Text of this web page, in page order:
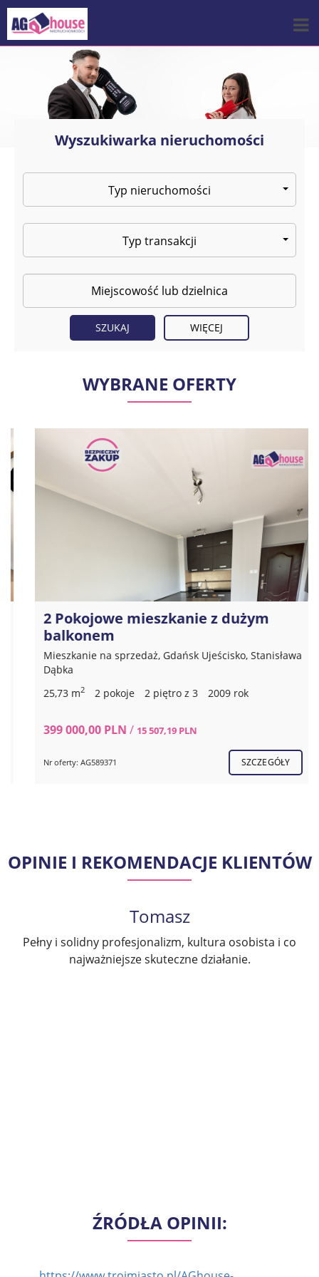
Wyszukiwarka nieruchomości
Typ nieruchomości
Typ transakcji
WIĘCEJ
WYBRANE OFERTY
2 Pokojowe mieszkanie z dużym
balkonem
Mieszkanie na sprzedaż, Gdańsk Ujeścisko, Stanisława
Dąbka
25,73 m2 2 pokoje 2 piętro z 3 2009 rok
399 000,00 PLN/15 507,19 PLN
Nr oferty: AG589371 SZCZEGÓŁY
OPINIE I REKOMENDACJE KLIENTÓW
Tomasz
Pełny i solidny profesjonalizm, kultura osobista i co
najważniejsze skuteczne działanie.
ŹRÓDŁA OPINII: